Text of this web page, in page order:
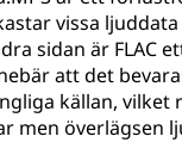
vissa
sidan är FLAC
att det
källan, vilket
men överlägsen